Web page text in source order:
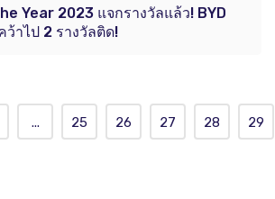
Year 2023 แจกรางวัลแล้ว! BYD
าไป 2 รางวัลติด!
... 25 26 27 28 29